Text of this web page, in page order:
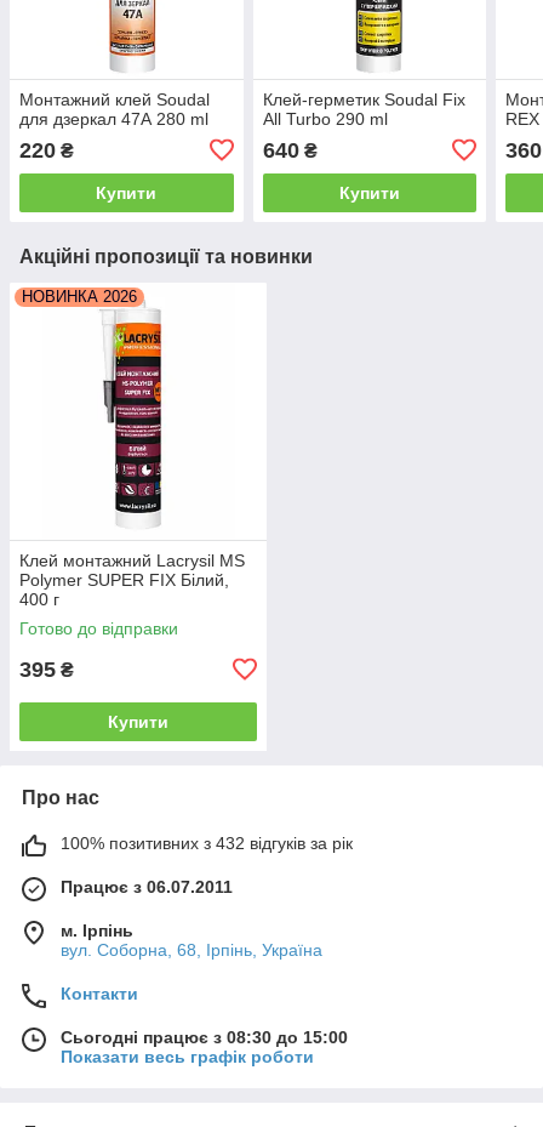
Монтажний клей Soudal
для дзеркал 47А 280 ml
220 ₴
Купити
Клей-герметик Soudal Fix
All Turbo 290 ml
640₴
Купити
360
Акційні пропозиції та новинки
НОВИНКА 2026
Клей монтажний Lacrysil MS
Polymer SUPER FIX Білий,
400 г
Готово до відправки
395 ₴
Купити
Про нас
100% позитивних з 432 відгуків за рік
Працює з 06.07.2011
м. Ірпінь
вул. Соборна, 68, Ірпінь, Україна
Контакти
Сьогодні працює з 08:30 до 15:00
Показати весь графік роботи